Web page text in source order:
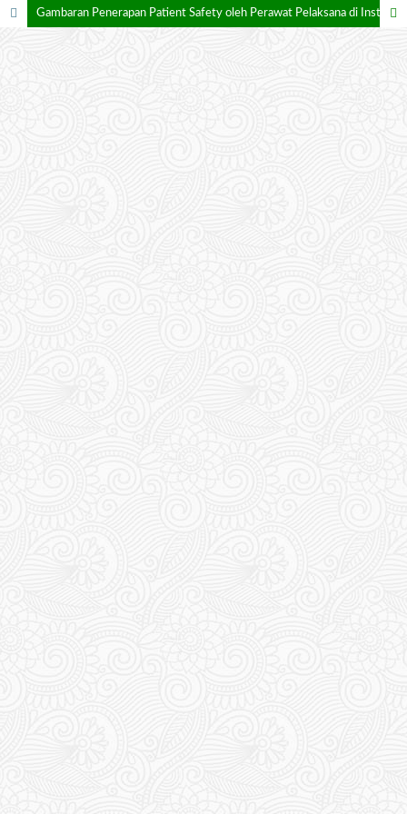
Gambaran Penerapan Patient Safety oleh Perawat Pelaksana di Instalasi Gawat Darurat RSUD Dr. Zubir Mahmud Kabupaten Aceh Timur